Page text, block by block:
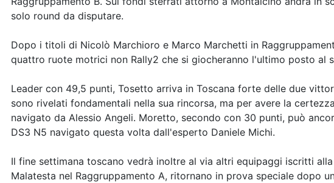
solo round da disputare.
Dopo i titoli di Nicolò Marchioro e Marco Marchetti in
quattro ruote motrici non Rally2 che si giocheranno l'ultimo posto al
Leader con 49,5 punti, Tosetto arriva in Toscana forte delle due
sono rivelati fondamentali nella sua rincorsa, ma per avere la
navigato da Alessio Angeli. Moretto, secondo con 30 punti, può
DS3 N5 navigato questa volta dall'esperto Daniele Michi.
Il fine settimana toscano vedrà inoltre al via altri equipaggi iscritti
Malatesta nel Raggruppamento A, ritornano in prova speciale dopo